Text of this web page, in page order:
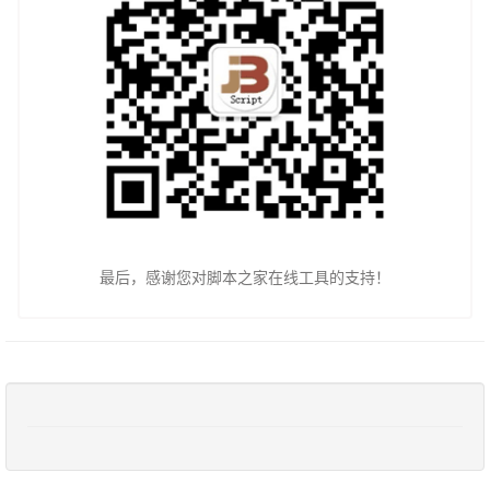
最后，感谢您对脚本之家在线工具的支持！